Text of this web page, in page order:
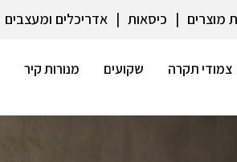
מוצרים כיסאות אדריכלים ומעצבים
צמודי תקרה שקועים מנורות קיר